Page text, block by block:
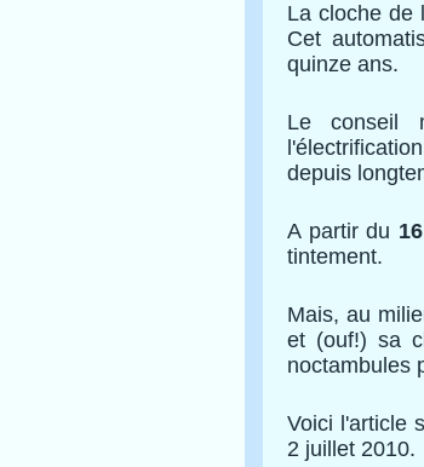
La cloche de
Cet
quinze ans.
Le conseil
depuis
A partir du
tintement.
Mais, au
et (ouf!) sa
noctambules
Voici l'article
2 juillet 2010.